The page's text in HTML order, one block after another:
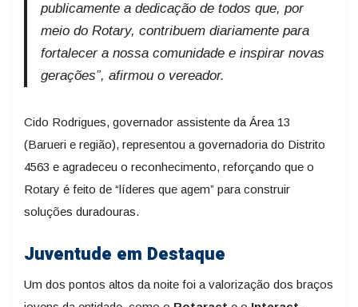
publicamente a dedicação de todos que, por
meio do Rotary, contribuem diariamente para
fortalecer a nossa comunidade e inspirar novas
gerações”, afirmou o vereador.
Cido Rodrigues, governador assistente da Área 13
(Barueri e região), representou a governadoria do Distrito
4563 e agradeceu o reconhecimento, reforçando que o
Rotary é feito de “líderes que agem” para construir
soluções duradouras.
Juventude em Destaque
Um dos pontos altos da noite foi a valorização dos braços